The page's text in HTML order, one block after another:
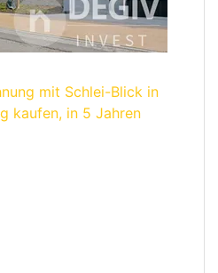
mit Schlei-Blick in
kaufen, in 5 Jahren